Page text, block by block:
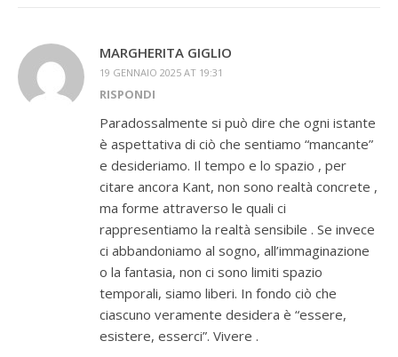
MARGHERITA GIGLIO
19 GENNAIO 2025 AT 19:31
RISPONDI
Paradossalmente si può dire che ogni istante
è aspettativa di ciò che sentiamo “mancante”
e desideriamo. Il tempo e lo spazio , per
citare ancora Kant, non sono realtà concrete ,
ma forme attraverso le quali ci
rappresentiamo la realtà sensibile . Se invece
ci abbandoniamo al sogno, all’immaginazione
o la fantasia, non ci sono limiti spazio
temporali, siamo liberi. In fondo ciò che
ciascuno veramente desidera è “essere,
esistere, esserci”. Vivere .